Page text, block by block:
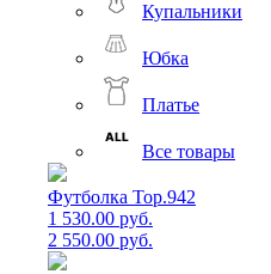
Купальники
Юбка
Платье
Все товары
Футболка Top.942
1 530.00 руб.
2 550.00 руб.